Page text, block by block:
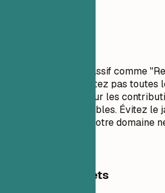
Évitez le langage passif comme
"Chargé de...". Ne listez pas
; concentrez-vous sur les
les résultats mesurables. Évitez le
recruteurs hors de votre domaine
Exemples concrets